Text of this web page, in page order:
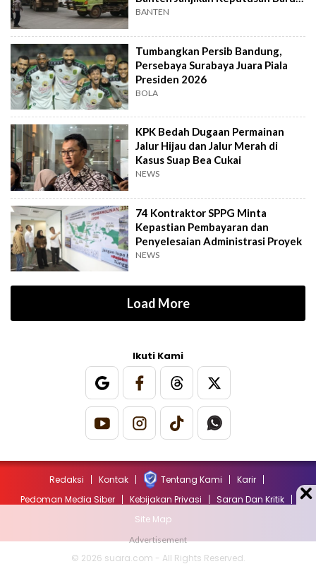
Hari Lagi
BANTEN
Tumbangkan Persib Bandung,
Persebaya Surabaya Juara Piala
Presiden 2026
BOLA
KPK Bedah Dugaan Permainan
Jalur Hijau dan Jalur Merah di
Kasus Suap Bea Cukai
NEWS
74 Kontraktor SPPG Minta
Kepastian Pembayaran dan
Penyelesaian Administrasi Proyek
NEWS
Load More
Ikuti Kami
Redaksi Kontak Tentang Kami
Karir
Pedoman Media Siber
Kebijakan Privasi
Saran Dan Kritik
Site Map
© 2026 suara.com - All Rights Reserved.